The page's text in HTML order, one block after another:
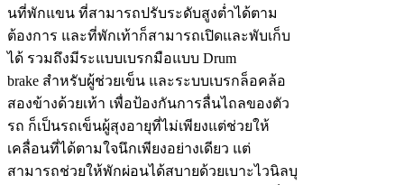
นที่พักแขน ที่สามารถปรับระดับสูงต่ำได้ตาม
ต้องการ และที่พักเท้าก็สามารถเปิดและพับเก็บ
ได้ รวมถึงมีระแบบเบรกมือแบบ Drum
brake สำหรับผู้ช่วยเข็น และระบบเบรกล็อคล้อ
สองข้างด้วยเท้า เพื่อป้องกันการลื่นไถลของตัว
รถ ก็เป็นรถเข็นผู้สุงอายุที่ไม่เพียงแต่ช่วยให้
เคลื่อนที่ได้ตามใจนึกเพียงอย่างเดียว แต่
สามารถช่วยให้พักผ่อนได้สบายด้วยเบาะไวนิลบุ